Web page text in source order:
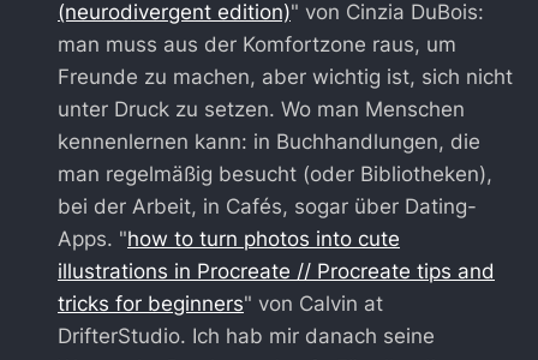
(neurodivergent edition)" von Cinzia DuBois:
man muss aus der Komfortzone raus, um
Freunde zu machen, aber wichtig ist, sich nicht
unter Druck zu setzen. Wo man Menschen
kennenlernen kann: in Buchhandlungen, die
man regelmäßig besucht (oder Bibliotheken),
bei der Arbeit, in Cafés, sogar über Dating-
Apps. "how to turn photos into cute
illustrations in Procreate // Procreate tips and
tricks for beginners" von Calvin at
DrifterStudio. Ich hab mir danach seine